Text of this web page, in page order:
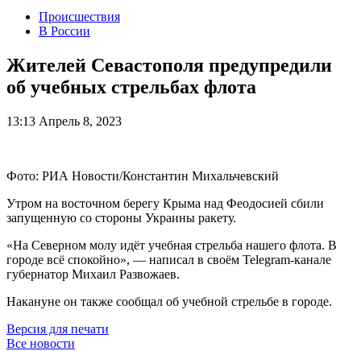
Происшествия
В России
Жителей Севастополя предупредили
об учебных стрельбах флота
13:13 Апрель 8, 2023
Фото: РИА Новости/Константин Михальчевский
Утром на восточном берегу Крыма над Феодосией сбили
запущенную со стороны Украины ракету.
«На Северном молу идёт учебная стрельба нашего флота. В
городе всё спокойно», — написал в своём Telegram-канале
губернатор Михаил Развожаев.
Накануне он также сообщал об учебной стрельбе в городе.
Версия для печати
Все новости